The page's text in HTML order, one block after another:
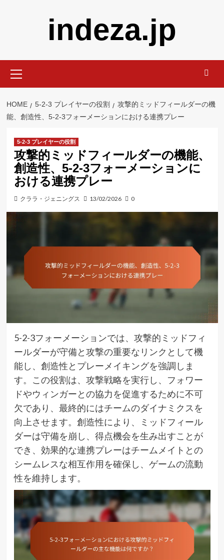
indeza.jp
Menu
HOME 5-2-3 プレイヤーの役割
攻撃的ミッドフィールダーの機
能、創造性、5-2-3フォーメーションにおける連携プレー
5-2-3 プレイヤーの役割
攻撃的ミッドフィールダーの機能、
創造性、5-2-3フォーメーションに
おける連携プレー
クララ・ジェニングス 13/02/2026 0
5-2-3フォーメーションでは、攻撃的ミッドフィ
ールダーが守備と攻撃の重要なリンクとして機
能し、創造性とプレーメイキングを強調しま
す。この役割は、攻撃戦略を実行し、フォワー
ドやウィンガーとの協力を促進するために不可
欠であり、最終的にはチームのダイナミクスを
向上させます。創造性により、ミッドフィール
ダーは守備を崩し、得点機会を生み出すことが
でき、効果的な連携プレーはチームメイトとの
シームレスな相互作用を確保し、ゲームの流動
性を維持します。